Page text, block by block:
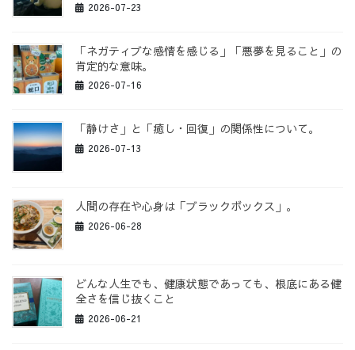
2026-07-23
「ネガティブな感情を感じる」「悪夢を見ること」の
肯定的な意味。
2026-07-16
「静けさ」と「癒し・回復」の関係性について。
2026-07-13
人間の存在や心身は「ブラックボックス」。
2026-06-28
どんな人生でも、健康状態であっても、根底にある健
全さを信じ抜くこと
2026-06-21